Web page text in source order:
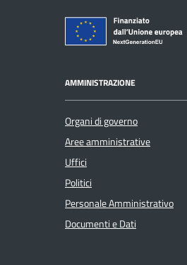
AMMINISTRAZIONE
Organi di governo
Aree amministrative
Uffici
Politici
Personale Amministrativo
Documenti e Dati